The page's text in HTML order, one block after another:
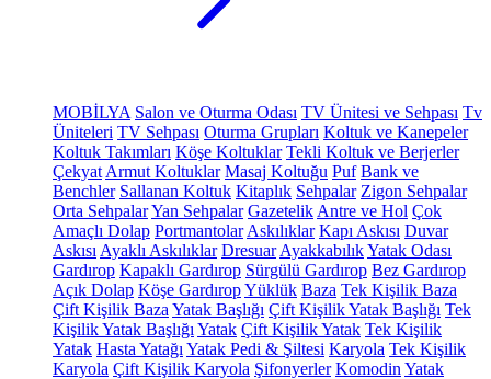
MOBİLYA Salon ve Oturma Odası TV Ünitesi ve Sehpası Tv
Üniteleri TV Sehpası Oturma Grupları Koltuk ve Kanepeler
Koltuk Takımları Köşe Koltuklar Tekli Koltuk ve Berjerler
Çekyat Armut Koltuklar Masaj Koltuğu Puf Bank ve
Benchler Sallanan Koltuk Kitaplık Sehpalar Zigon Sehpalar
Orta SehpalarYan Sehpalar Gazetelik Antre ve Hol Çok
Amaçlı Dolap Portmantolar Askılıklar Kapı Askısı Duvar
Askısı Ayaklı Askılıklar Dresuar AyakkabılıkYatak Odası
Gardırop Kapaklı Gardırop Sürgülü Gardırop Bez Gardırop
Açık Dolap Köşe GardıropYüklük Baza Tek Kişilik Baza
Çift Kişilik Baza Yatak Başlığı Çift Kişilik Yatak Başlığı Tek
Kişilik Yatak Başlığı Yatak Çift Kişilik Yatak Tek Kişilik
Yatak Hasta Yatağı Yatak Pedi & Şiltesi Karyola Tek Kişilik
Karyola Çift Kişilik Karyola Şifonyerler Komodin Yatak